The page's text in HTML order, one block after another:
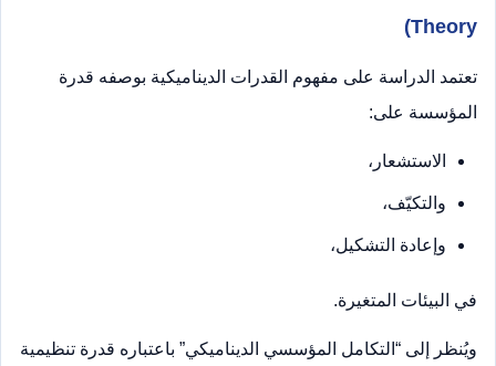
Theory)
تعتمد الدراسة على مفهوم القدرات الديناميكية بوصفه قدرة
المؤسسة على:
الاستشعار،
والتكيّف،
وإعادة التشكيل،
في البيئات المتغيرة.
ويُنظر إلى “التكامل المؤسسي الديناميكي” باعتباره قدرة تنظيمية